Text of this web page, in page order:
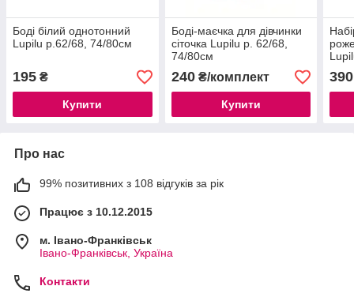
Боді білий однотонний
Lupilu р.62/68, 74/80см
195 ₴
Купити
Боді-маєчка для дівчинки
сіточка Lupilu р. 62/68,
74/80см
240₴/комплект
Купити
390
Про нас
99% позитивних з 108 відгуків за рік
Працює з 10.12.2015
м. Івано-Франківськ
Івано-Франківськ, Україна
Контакти